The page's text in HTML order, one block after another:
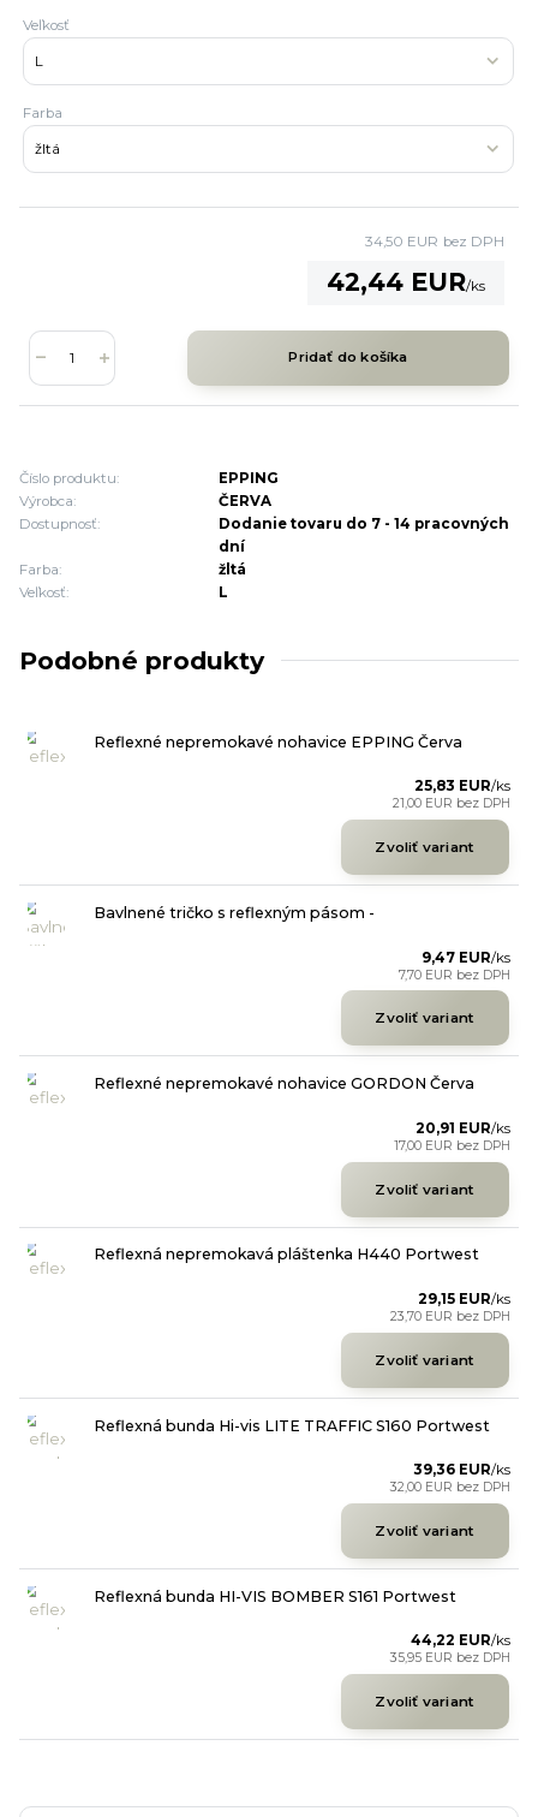
Veľkosť
Farba
42,44 EUR/ks
34,50 EUR bez DPH
Pridať do košíka
Číslo produktu:
EPPING
Výrobca:
ČERVA
Dostupnosť:
Dodanie tovaru do 7 - 14 pracovných
dní
Farba:
žltá
Veľkosť:
L
Podobné produkty
Reflexné nepremokavé nohavice EPPING Červa
25,83 EUR/ks
21,00 EUR bez DPH
Zvoliť variant
Bavlnené tričko s reflexným pásom -
9,47 EUR/ks
7,70 EUR bez DPH
Zvoliť variant
Reflexné nepremokavé nohavice GORDON Červa
20,91 EUR/ks
17,00 EUR bez DPH
Zvoliť variant
Reflexná nepremokavá pláštenka H440 Portwest
29,15 EUR/ks
23,70 EUR bez DPH
Zvoliť variant
Reflexná bunda Hi-vis LITE TRAFFIC S160 Portwest
39,36 EUR/ks
32,00 EUR bez DPH
Zvoliť variant
Reflexná bunda HI-VIS BOMBER S161 Portwest
44,22 EUR/ks
35,95 EUR bez DPH
Zvoliť variant